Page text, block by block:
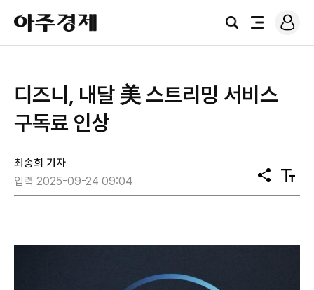
아
주
경
검
전
로
그
디즈니, 내달 美 스트리밍 서비스
구독료 인상
최송희 기자
입력 2025-09-24 09:04
공
유
텍
스